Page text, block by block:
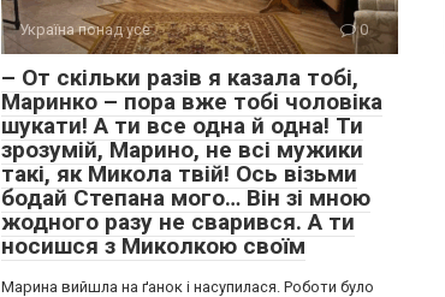
Україна понад усе 0
– От скільки разів я казала тобі,
Маринко – пора вже тобі чоловіка
шукати! А ти все одна й одна! Ти
зрозумій, Марино, не всі мужики
такі, як Микола твій! Ось візьми
бодай Степана мого… Він зі мною
жодного разу не сварився. А ти
носишся з Миколкою своїм
Марина вийшла на ґанок і насупилася. Роботи було